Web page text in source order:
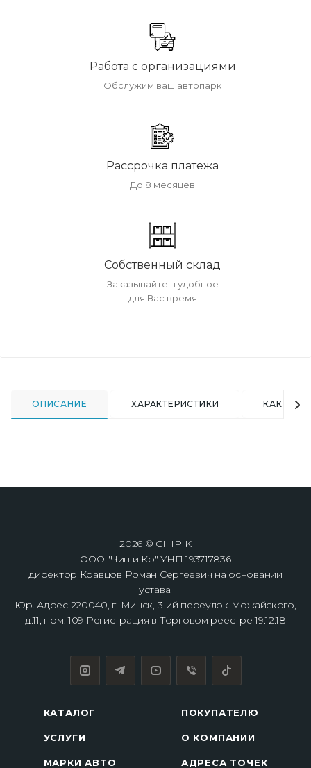
Работа с организациями
Обслужим ваш автопарк
Рассрочка платежа
До 8 месяцев
Собственный склад
Заказывайте в удобное
для Вас время
ОПИСАНИЕ ХАРАКТЕРИСТИКИ КАК
2026 © CHIPIK
ООО "Чип и Ко" УНП 193717836
директор Кравцов Роман Сергеевич на основании
устава.
Юр. Адрес 220040, г. Минск, 3-ий переулок Можайского,
д.11, пом. 109 Регистрация в Торговом реестре 19.12.18
КАТАЛОГ
УСЛУГИ
МАРКИ АВТО
ПОКУПАТЕЛЮ
О КОМПАНИИ
АДРЕСА ТОЧЕК